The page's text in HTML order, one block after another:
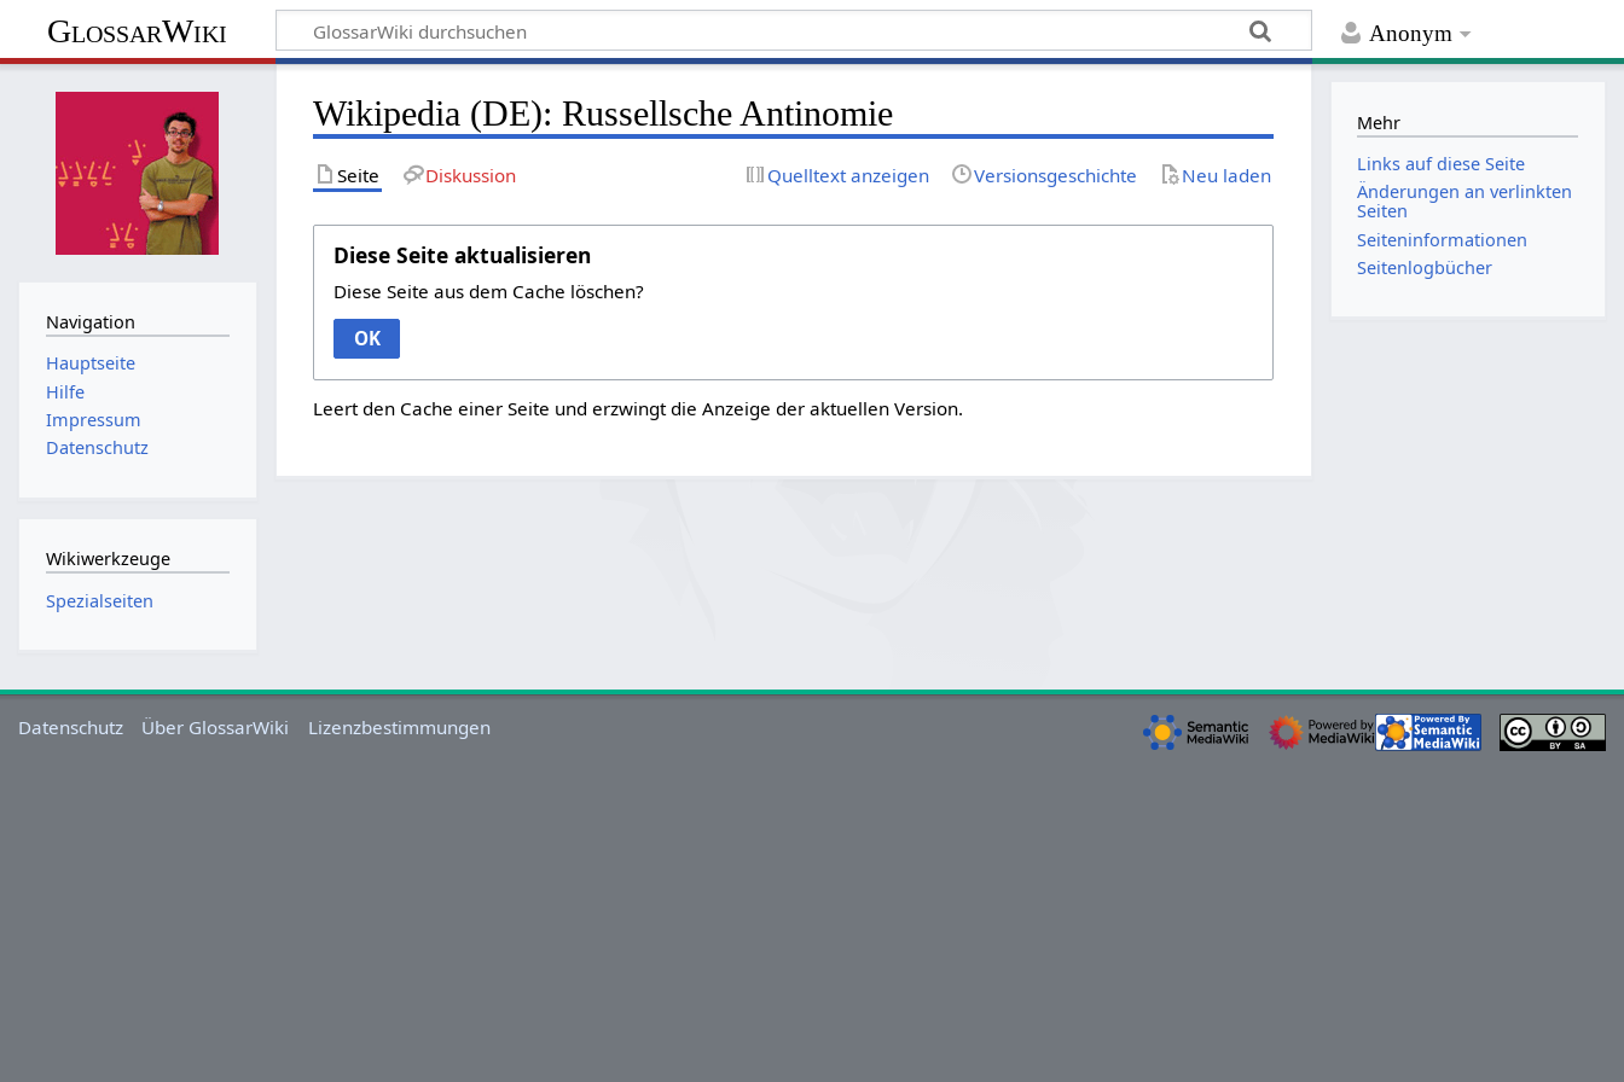
Anonym
GlossarWiki
Wikipedia (DE): Russellsche Antinomie
Seite Diskussion Quelltext anzeigen Versionsgeschichte Neu laden
Diese Seite aktualisieren
Diese Seite aus dem Cache löschen?
OK
Leert den Cache einer Seite und erzwingt die Anzeige der aktuellen Version.
Navigation
Hauptseite
Hilfe
Impressum
Datenschutz
Wikiwerkzeuge
Spezialseiten
Mehr
Links auf diese Seite
Änderungen an verlinkten
Seiten
Seiten­­informationen
Seitenlogbücher
Datenschutz Über GlossarWiki Lizenzbestimmungen